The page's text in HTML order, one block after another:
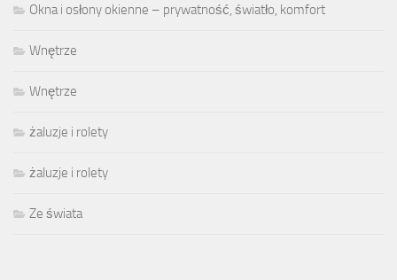
Okna i osłony okienne – prywatność, światło, komfort
Wnętrze
Wnętrze
żaluzje i rolety
żaluzje i rolety
Ze świata